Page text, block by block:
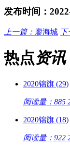
发布时间：
上一篇： 廖海城 下
热点资讯
2020锦旗 (29)
阅读量：885
2020锦旗 (18)
阅读量：922